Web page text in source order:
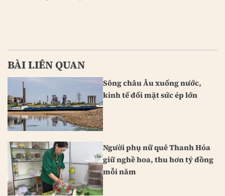
BÀI LIÊN QUAN
Sông châu Âu xuống nước,
kinh tế đối mặt sức ép lớn
Người phụ nữ quê Thanh Hóa
giữ nghề hoa, thu hơn tỷ đồng
mỗi năm